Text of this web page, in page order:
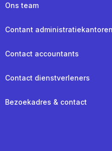
Ons team
Contant administratiekantoren
Contact accountants
Contact dienstverleners
Bezoekadres & contact